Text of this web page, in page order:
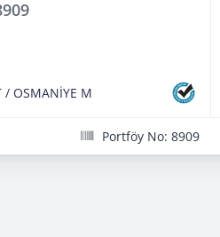
/ OSMANİYE M
Portföy No: 8909